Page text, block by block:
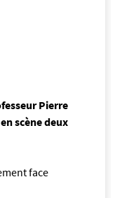
Pierre
scène deux
face